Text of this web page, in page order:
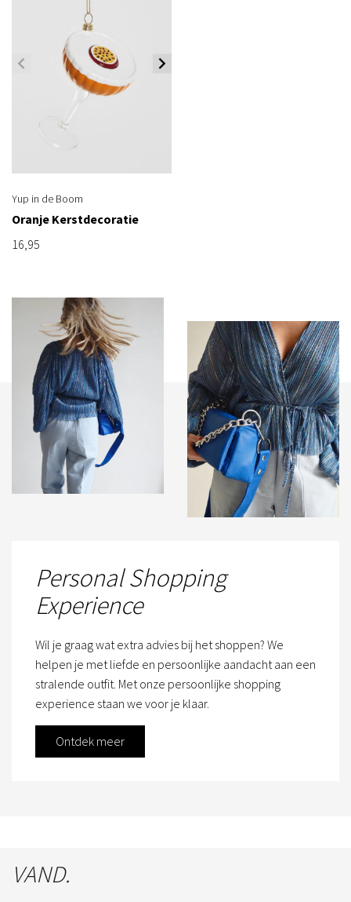
Yup in de Boom
Oranje Kerstdecoratie
16,95
Personal Shopping
Experience
Wil je graag wat extra advies bij het shoppen? We
helpen je met liefde en persoonlijke aandacht aan een
stralende outfit. Met onze persoonlijke shopping
experience staan we voor je klaar.
Ontdek meer
VAND.